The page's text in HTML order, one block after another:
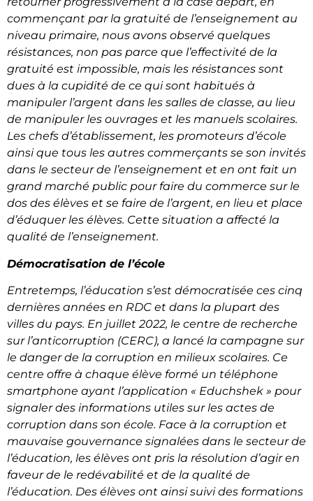
commençant par la gratuité de l’enseignement au
niveau primaire, nous avons observé quelques
résistances, non pas parce que l’effectivité de la
gratuité est impossible, mais les résistances sont
dues à la cupidité de ce qui sont habitués à
manipuler l’argent dans les salles de classe, au lieu
de manipuler les ouvrages et les manuels scolaires.
Les chefs d’établissement, les promoteurs d’école
ainsi que tous les autres commerçants se son invités
dans le secteur de l’enseignement et en ont fait un
grand marché public pour faire du commerce sur le
dos des élèves et se faire de l’argent, en lieu et place
d’éduquer les élèves. Cette situation a affecté la
qualité de l’enseignement.
Démocratisation de l’école
Entretemps, l’éducation s’est démocratisée ces cinq
dernières années en RDC et dans la plupart des
villes du pays. En juillet 2022, le centre de recherche
sur l’anticorruption (CERC), a lancé la campagne sur
le danger de la corruption en milieux scolaires. Ce
centre offre à chaque élève formé un téléphone
smartphone ayant l’application « Educhshek » pour
signaler des informations utiles sur les actes de
corruption dans son école. Face à la corruption et
mauvaise gouvernance signalées dans le secteur de
l’éducation, les élèves ont pris la résolution d’agir en
faveur de le redévabilité et de la qualité de
l’éducation. Des élèves ont ainsi suivi des formations